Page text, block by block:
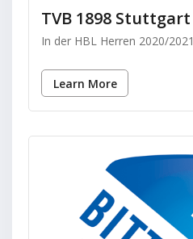
TVB 1898 Stuttgart
In der HBL Herren 2020/2021
Learn More